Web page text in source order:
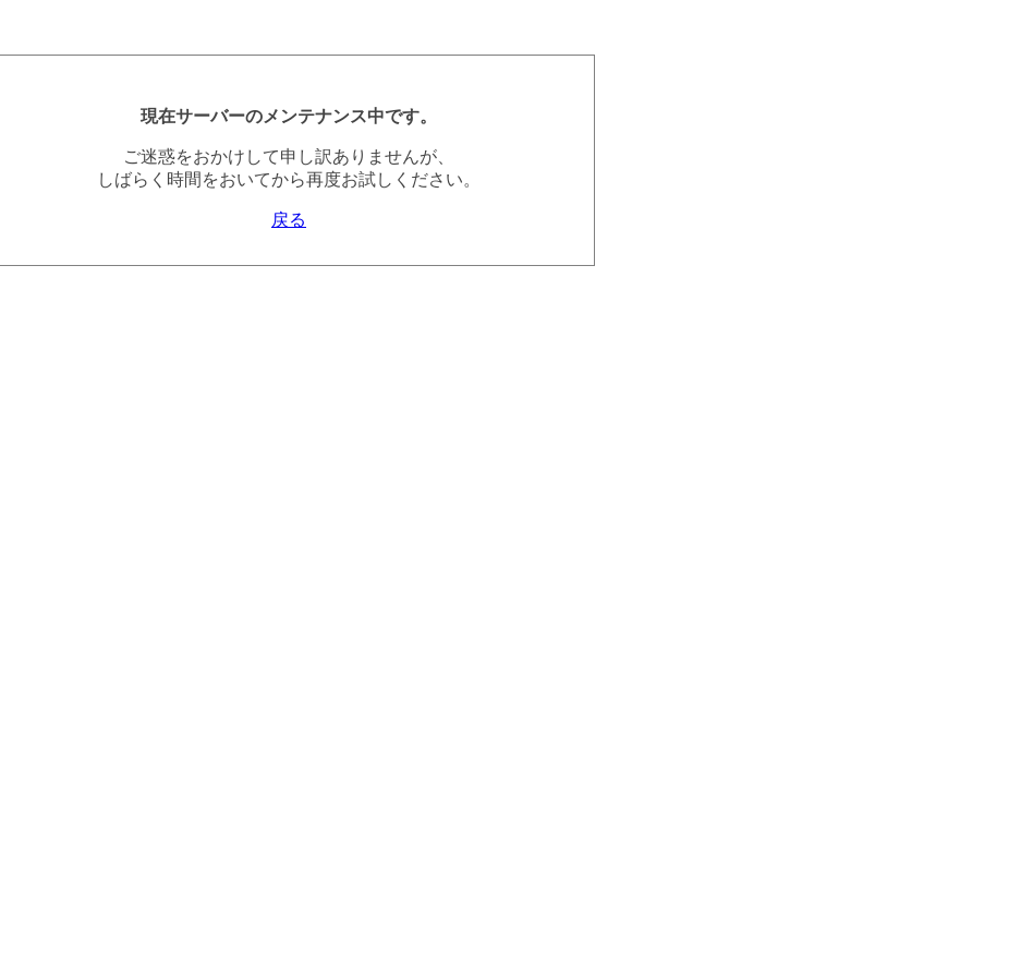
現在サーバーのメンテナンス中です。
ご迷惑をおかけして申し訳ありませんが、
しばらく時間をおいてから再度お試しください。
戻る